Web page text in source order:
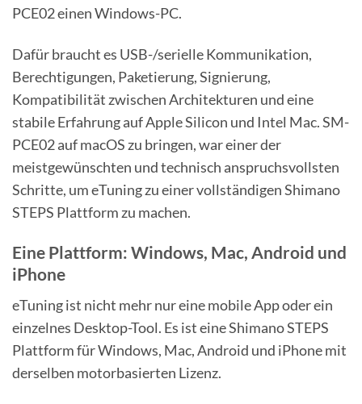
PCE02 einen Windows-PC.
Dafür braucht es USB-/serielle Kommunikation,
Berechtigungen, Paketierung, Signierung,
Kompatibilität zwischen Architekturen und eine
stabile Erfahrung auf Apple Silicon und Intel Mac. SM-
PCE02 auf macOS zu bringen, war einer der
meistgewünschten und technisch anspruchsvollsten
Schritte, um eTuning zu einer vollständigen Shimano
STEPS Plattform zu machen.
Eine Plattform: Windows, Mac, Android und
iPhone
eTuning ist nicht mehr nur eine mobile App oder ein
einzelnes Desktop-Tool. Es ist eine Shimano STEPS
Plattform für Windows, Mac, Android und iPhone mit
derselben motorbasierten Lizenz.